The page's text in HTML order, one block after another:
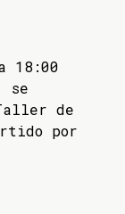
18:00
se
de
por